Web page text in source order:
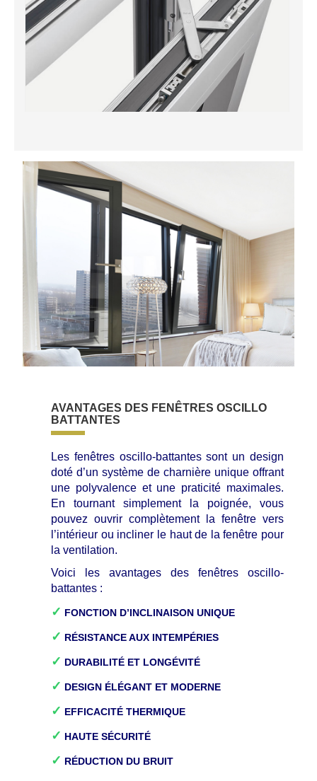
AVANTAGES DES FENÊTRES OSCILLO
BATTANTES
Les fenêtres oscillo-battantes sont un design
doté d’un système de charnière unique offrant
une polyvalence et une praticité maximales.
En tournant simplement la poignée, vous
pouvez ouvrir complètement la fenêtre vers
l’intérieur ou incliner le haut de la fenêtre pour
la ventilation.
Voici les avantages des fenêtres oscillo-
battantes :
✓ FONCTION D’INCLINAISON UNIQUE
✓ RÉSISTANCE AUX INTEMPÉRIES
✓ DURABILITÉ ET LONGÉVITÉ
✓ DESIGN ÉLÉGANT ET MODERNE
✓ EFFICACITÉ THERMIQUE
✓ HAUTE SÉCURITÉ
✓ RÉDUCTION DU BRUIT